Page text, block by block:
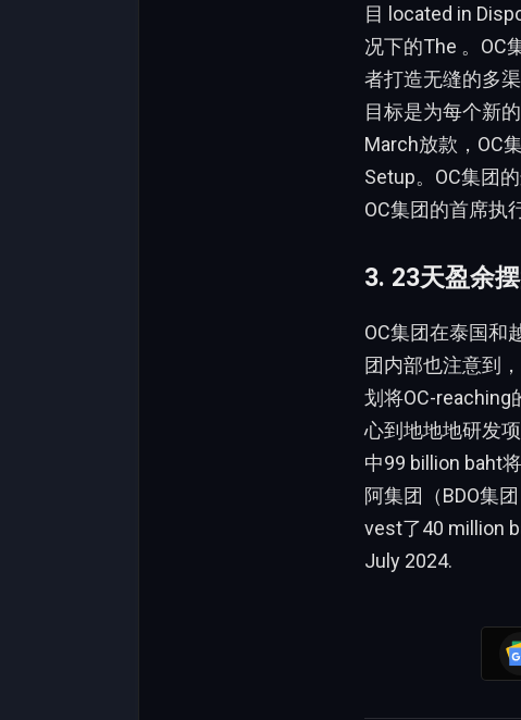
目 located in
况下的The 。OC
者打造无缝的多
目标是为每个新
March放款，OC
Setup。OC集团
OC集团的首席执
3. 23天盈余
OC集团在泰国和
团内部也注意到
划将OC-reaching
心到地地地研发
中99 billion baht
阿集团（BDO集
vest了40 million
July 2024.